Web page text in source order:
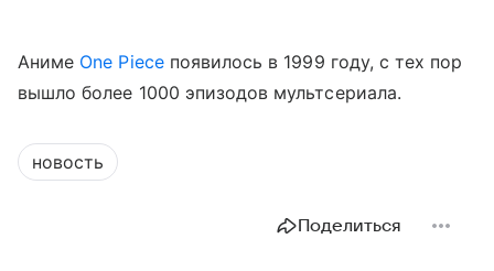
Аниме One Pieceпоявилось в 1999 году, с тех пор
вышло более 1000 эпизодов мультсериала.
новость
Поделиться